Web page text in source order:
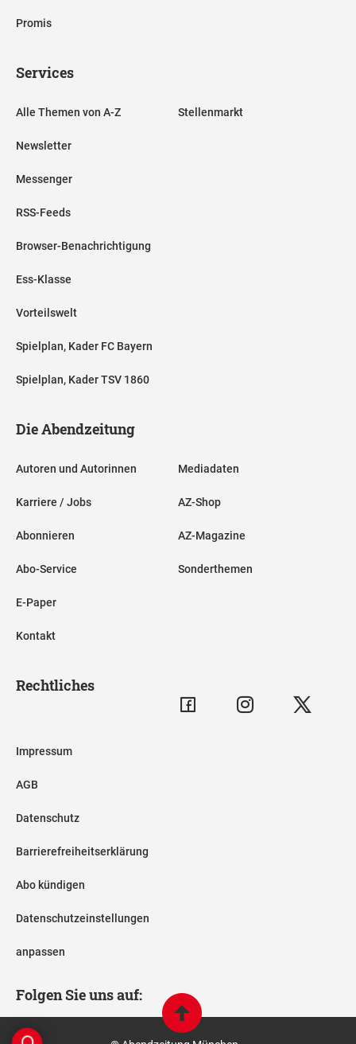
Promis
Services
Alle Themen von A-Z
Newsletter
Messenger
RSS-Feeds
Browser-Benachrichtigung
Ess-Klasse
Vorteilswelt
Spielplan, Kader FC Bayern
Spielplan, Kader TSV 1860
Stellenmarkt
Die Abendzeitung
Autoren und Autorinnen
Karriere / Jobs
Abonnieren
Abo-Service
E-Paper
Kontakt
Mediadaten
AZ-Shop
AZ-Magazine
Sonderthemen
Rechtliches
Impressum
AGB
Datenschutz
Barrierefreiheitserklärung
Abo kündigen
Datenschutzeinstellungen
anpassen
Folgen Sie uns auf: